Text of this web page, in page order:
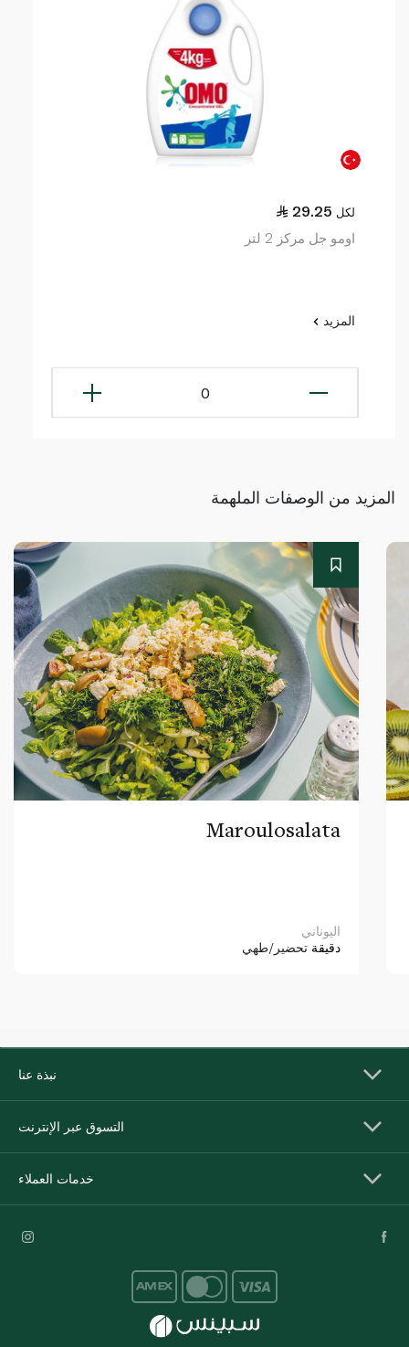
29.25 لكل
اومو جل مركز 2 لتر
المزيد
0
المزيد من الوصفات الملهمة
Maroulosalata
اليوناني
دقيقة تحضير/طهي
نبذة عنا
التسوق عبر الإنترنت
خدمات العملاء